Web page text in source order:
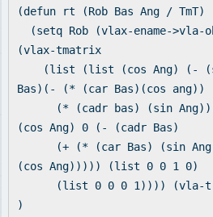
(defun rt (Rob Bas Ang / TmT)
(setq Rob (vlax-ename->vla-
(vlax-tmatrix
(list (list (cos Ang) (-
Bas)(- (* (car Bas)(cos ang))
(* (cadr bas) (sin
(cos Ang) 0 (- (cadr Bas)
(+ (* (car Bas) (sin
(cos Ang))))) (list 0 0 1 0)
(list 0 0 0 1)))) (vla-
)